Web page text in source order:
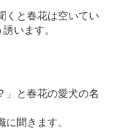
くと春花は空いてい
います。
と春花の愛犬の名
に聞きます。